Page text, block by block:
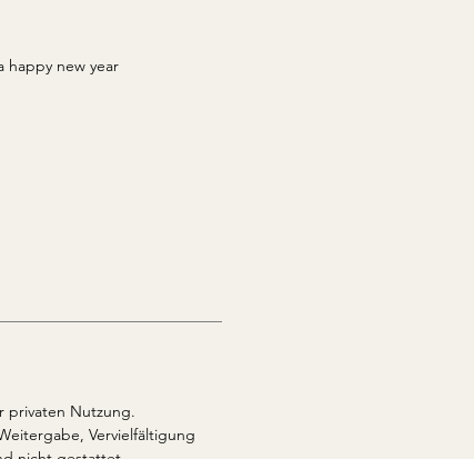
happy new year
privaten Nutzung.
Vervielfältigung